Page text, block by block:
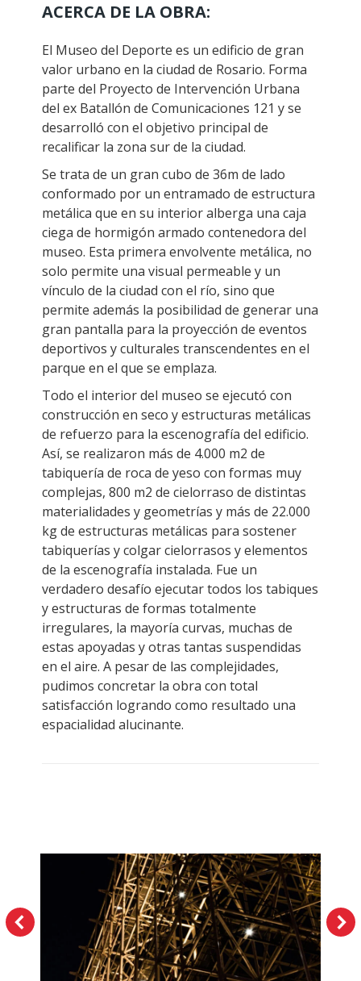
ACERCA DE LA OBRA:
El Museo del Deporte es un edificio de gran
valor urbano en la ciudad de Rosario. Forma
parte del Proyecto de Intervención Urbana
del ex Batallón de Comunicaciones 121 y se
desarrolló con el objetivo principal de
recalificar la zona sur de la ciudad.
Se trata de un gran cubo de 36m de lado
conformado por un entramado de estructura
metálica que en su interior alberga una caja
ciega de hormigón armado contenedora del
museo. Esta primera envolvente metálica, no
solo permite una visual permeable y un
vínculo de la ciudad con el río, sino que
permite además la posibilidad de generar una
gran pantalla para la proyección de eventos
deportivos y culturales transcendentes en el
parque en el que se emplaza.
Todo el interior del museo se ejecutó con
construcción en seco y estructuras metálicas
de refuerzo para la escenografía del edificio.
Así, se realizaron más de 4.000 m2 de
tabiquería de roca de yeso con formas muy
complejas, 800 m2 de cielorraso de distintas
materialidades y geometrías y más de 22.000
kg de estructuras metálicas para sostener
tabiquerías y colgar cielorrasos y elementos
de la escenografía instalada. Fue un
verdadero desafío ejecutar todos los tabiques
y estructuras de formas totalmente
irregulares, la mayoría curvas, muchas de
estas apoyadas y otras tantas suspendidas
en el aire. A pesar de las complejidades,
pudimos concretar la obra con total
satisfacción logrando como resultado una
espacialidad alucinante.